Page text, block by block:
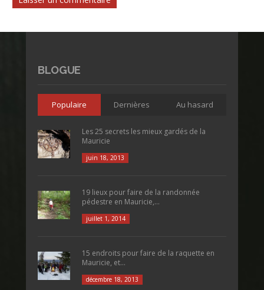
BLOGUE
Populaire Dernières Au hasard
Les 25 secrets les mieux gardés de la
Mauricie
juin 18, 2013
19 lieux pour faire de la randonnée
pédestre en Mauricie,...
juillet 1, 2014
15 endroits pour faire de la raquette en
Mauricie, et...
décembre 18, 2013